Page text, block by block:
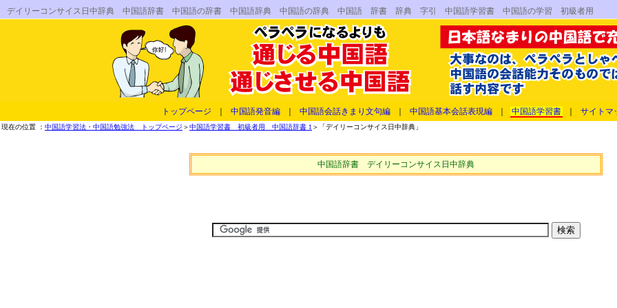
デイリーコンサイス日中辞典 中国語辞書 中国語の辞書 中国語辞典 中国語の辞典 中国語 辞書 辞典 字引 中国語学習書 中国語の学習 初級者用
トップページ 中国語発音編 中国語会話きまり文句編 中国語基本会話表現編 中国語学習書 サイトマ
現在の位置 ： 中国語学習法・中国語勉強法 トップページ ＞中国語学習書 初級者用 中国語辞書 1 ＞「デイリーコンサイス日中辞典」
中国語辞書 デイリーコンサイス日中辞典